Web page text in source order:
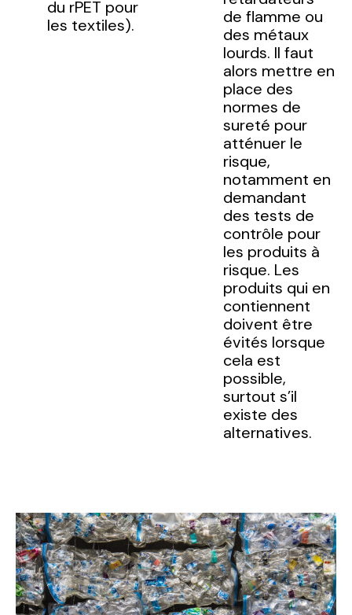
du rPET pour
les textiles).
de flamme ou
des métaux
lourds. Il faut
alors mettre en
place des
normes de
sureté pour
atténuer le
risque,
notamment en
demandant
des tests de
contrôle pour
les produits à
risque. Les
produits qui en
contiennent
doivent être
évités lorsque
cela est
possible,
surtout s’il
existe des
alternatives.